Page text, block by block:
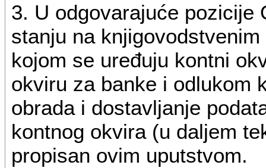
3. U odgovarajuće pozicije
stanju na
kojom se uređuju kontni
okviru za banke i odlukom
obrada i dostavljanje
kontnog okvira (u daljem
propisan ovim uputstvom.